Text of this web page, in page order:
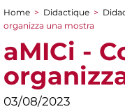
You are here
Home > Didactique >
organizza una mostra
aMICi -
03/08/2023